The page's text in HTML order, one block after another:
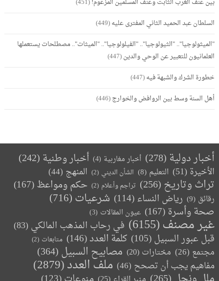
السلطان عبد الحميد الثاني المفترى عليه(449)
"الميثولوجيا".. "الثيولوجيا".. "الفيلولوجيا".. "الميثات".. مصطلحات يستعملها
العلمانيون للتعبير عن الوحي والدين(447)
خطورة الشرك والشبهة فيه(447)
أهل السنة وسط بين الروافض والخوارج(446)
أخبار دولية (278) أخبار مغاربية (4) أخبار وطنية(242)
الأخيرة (51) التعليم (8) الشأن الديني (2) المنهج (44)
تراث وتاريخ(256) تراجم وأعلام (2) حكم ومواعظ(167)
رقائق (9) رياض النساء(114) شرعيات(716)
صحة وأسرة(167) عيون المقالات (3)
غير مصنف(6155) في رحاب المذهب المالكي (83)
قبل عبور السبيل(105) كلمة العدد(146) متابعات (2)
مجتمع (26) مختارات (20) مصابيح السبيل(364)
مفاهيم يجب أن تصحح (46) ملف العدد(2879)